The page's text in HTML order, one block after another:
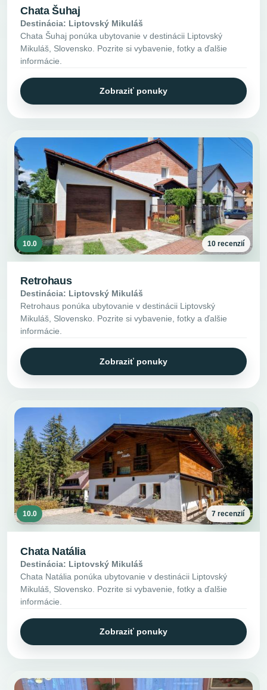
Chata Šuhaj
Destinácia: Liptovský Mikuláš
Chata Šuhaj ponúka ubytovanie v destinácii Liptovský
Mikuláš, Slovensko. Pozrite si vybavenie, fotky a ďalšie
informácie.
Zobraziť ponuky
10.0 10 recenzií
Retrohaus
Destinácia: Liptovský Mikuláš
Retrohaus ponúka ubytovanie v destinácii Liptovský
Mikuláš, Slovensko. Pozrite si vybavenie, fotky a ďalšie
informácie.
Zobraziť ponuky
10.0 7 recenzií
Chata Natália
Destinácia: Liptovský Mikuláš
Chata Natália ponúka ubytovanie v destinácii Liptovský
Mikuláš, Slovensko. Pozrite si vybavenie, fotky a ďalšie
informácie.
Zobraziť ponuky